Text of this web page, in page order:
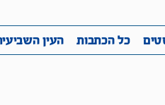
כל הכתבות העין
שקיפות לוביסטים כל